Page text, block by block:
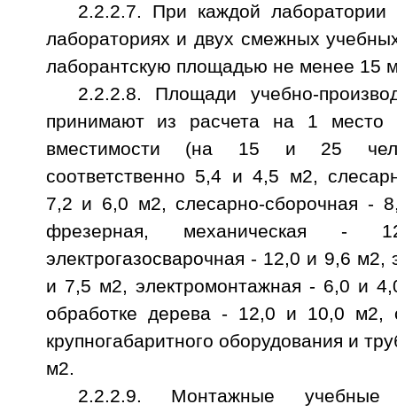
2.2.2.7. При каждой
лабораториях и двух смежных
лаборантскую площадью не менее 15
2.2.2.8. Площади учебно-
принимают из расчета на 1 место
вместимости (на 15 и 25
соответственно 5,4 и 4,5 м2,
7,2 и 6,0 м2, слесарно-сборочная -
фрезерная, механическая
электрогазосварочная - 12,0 и 9,6 м2,
и 7,5 м2, электромонтажная - 6,0 и
обработке дерева - 12,0 и 10,0 м2,
крупногабаритного оборудования и
м2.
2.2.2.9. Монтажные учебные